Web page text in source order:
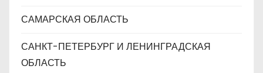
САМАРСКАЯ ОБЛАСТЬ
САНКТ-ПЕТЕРБУРГ И ЛЕНИНГРАДСКАЯ
ОБЛАСТЬ